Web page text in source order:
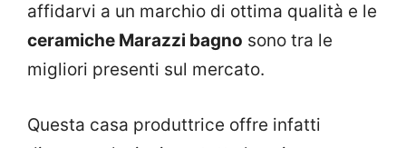
affidarvi a un marchio di ottima qualità e le
ceramiche Marazzi bagno sono tra le
migliori presenti sul mercato.
Questa casa produttrice offre infatti